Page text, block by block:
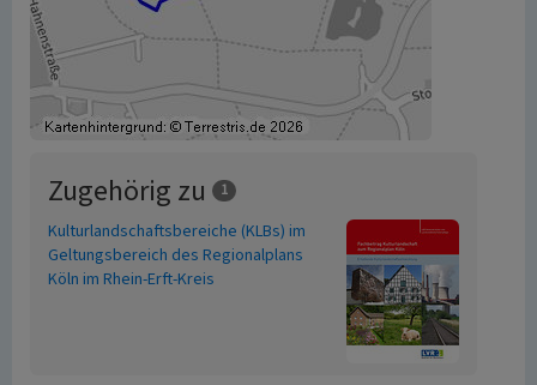
Zugehörig zu 1
Kulturlandschaftsbereiche (KLBs) im
Geltungsbereich des Regionalplans
Köln im Rhein-Erft-Kreis